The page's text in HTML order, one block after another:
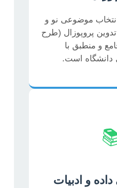
انتخاب موضوعی نو و
پروپوزال (طرح
و منطبق با
دانشگاه است.
و ادبیات